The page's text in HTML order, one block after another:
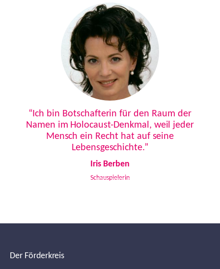
“Ich bin Botschafterin für den Raum der
Namen im Holocaust-Denkmal, weil jeder
Mensch ein Recht hat auf seine
Lebensgeschichte.”
Iris Berben
Schauspielerin
Der Förderkreis